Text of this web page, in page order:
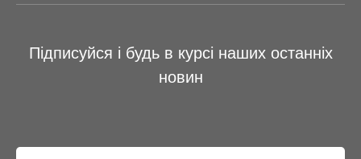
Підписуйся і будь в курсі наших останніх
новин